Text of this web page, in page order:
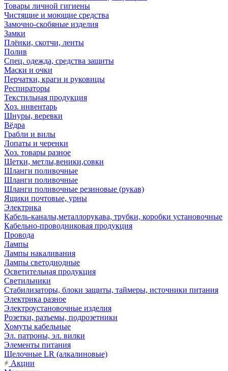
Товары личной гигиены
Чистящие и моющие средства
Замочно-скобяные изделия
Замки
Плёнки, скотчи, ленты
Полив
Спец. одежда, средства защиты
Маски и очки
Перчатки, краги и руковицы
Респираторы
Текстильная продукция
Хоз. инвентарь
Шнуры, веревки
Вёдра
Грабли и вилы
Лопаты и черенки
Хоз. товары разное
Щетки, метлы,веники,совки
Шланги поливочные
Шланги поливочные
Шланги поливочные резиновые (рукав)
Ящики почтовые, урны
Электрика
Кабель-каналы,металлорукава, трубки, коробки установочные
Кабельно-проводниковая продукция
Провода
Лампы
Лампы накаливания
Лампы светодиодные
Осветительная продукция
Светильники
Стабилизаторы, блоки защиты, таймеры, источники питания
Электрика разное
Электроустановочные изделия
Розетки, разъемы, подрозетники
Хомуты кабельные
Эл. патроны, эл. вилки
Элементы питания
Щелочные LR (алкалиновые)
Акции